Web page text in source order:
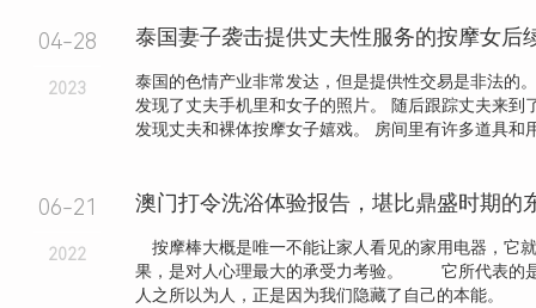
04-28
2023
泰国的色情产业非常发达，但是提供性交易是非法的
发现了丈夫手机里和女子的照片。 随后跟踪丈夫来到
发现丈夫和裸体按摩女子嬉戏。 房间里有许多道具和
06-21
2022
澳门打令洗浴体验报告，堪比鼎盛时期的
按摩棒大概是唯一不能让家人看见的家用电器，它
果，是对人心理最大的承受力考验。 它所代表的
人之所以为人，正是因为我们隐藏了自己的本能。